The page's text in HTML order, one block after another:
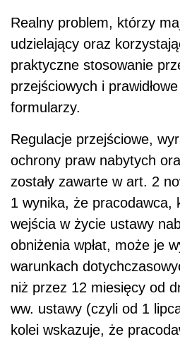
Realny problem, którzy
udzielający oraz
praktyczne stosowanie
przejściowych i
formularzy.
Regulacje przejściowe,
ochrony praw nabytych
zostały zawarte w art. 2
1 wynika, że pracodawca,
wejścia w życie ustawy
obniżenia wpłat, może je
warunkach
niż przez 12 miesięcy od
ww. ustawy (czyli od 1
kolei wskazuje, że